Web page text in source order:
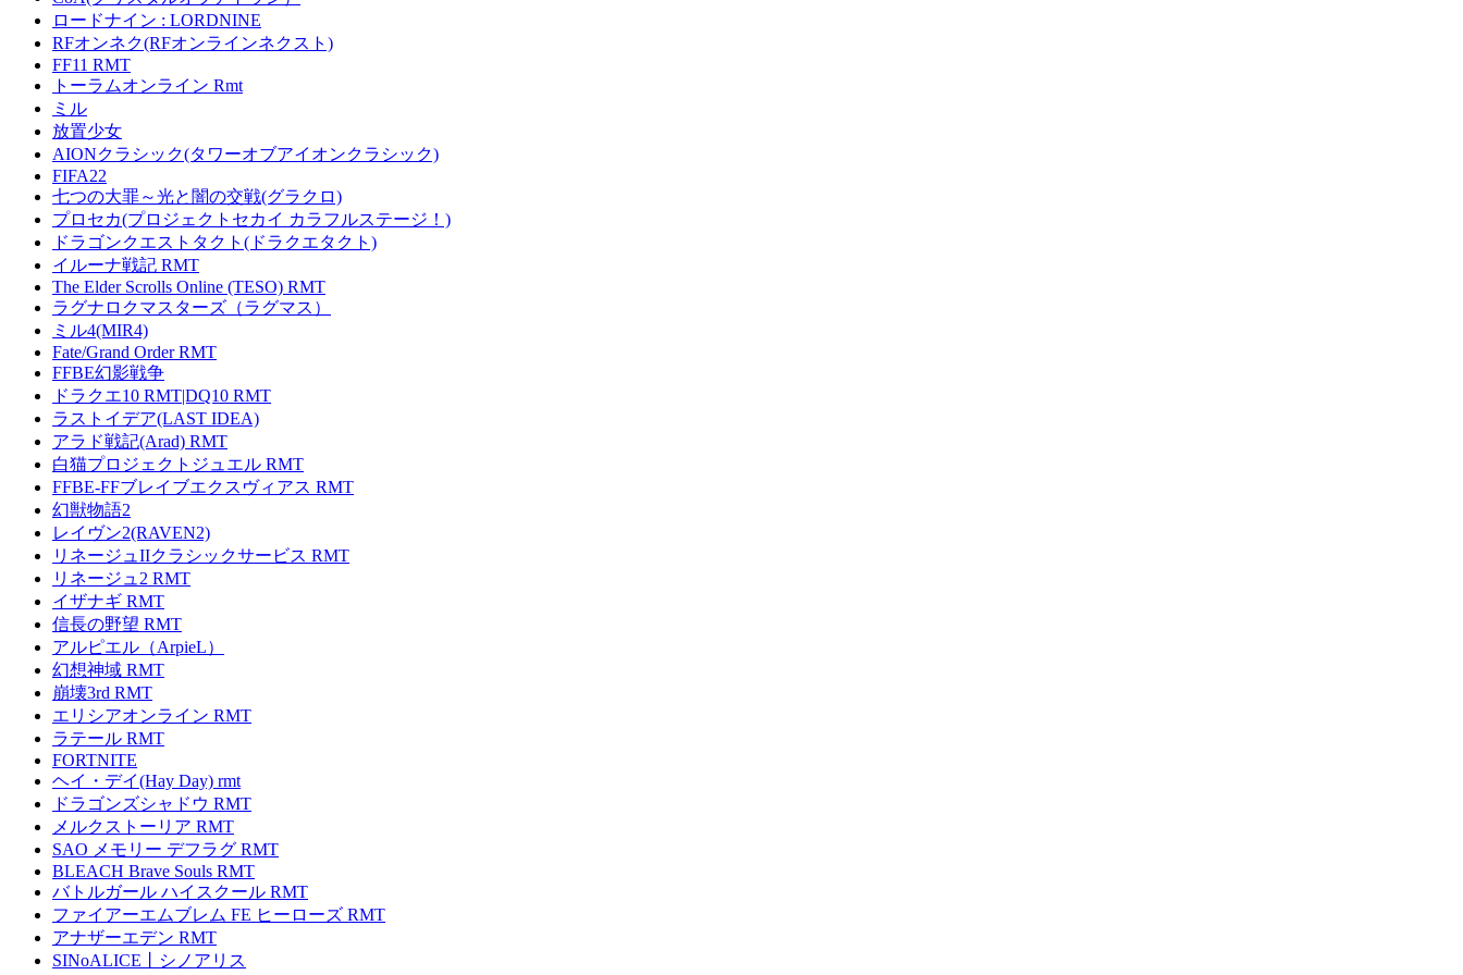
ロードナイン : LORDNINE
RFオンネク(RFオンラインネクスト)
FF11 RMT
トーラムオンライン Rmt
ミル
放置少女
AIONクラシック(タワーオブアイオンクラシック)
FIFA22
七つの大罪～光と闇の交戦(グラクロ)
プロセカ(プロジェクトセカイ カラフルステージ！)
ドラゴンクエストタクト(ドラクエタクト)
イルーナ戦記 RMT
The Elder Scrolls Online (TESO) RMT
ラグナロクマスターズ（ラグマス）
ミル4(MIR4)
Fate/Grand Order RMT
FFBE幻影戦争
ドラクエ10 RMT|DQ10 RMT
ラストイデア(LAST IDEA)
アラド戦記(Arad) RMT
白猫プロジェクトジュエル RMT
FFBE-FFブレイブエクスヴィアス RMT
幻獣物語2
レイヴン2(RAVEN2)
リネージュIIクラシックサービス RMT
リネージュ2 RMT
イザナギ RMT
信長の野望 RMT
アルピエル（ArpieL）
幻想神域 RMT
崩壊3rd RMT
エリシアオンライン RMT
ラテール RMT
FORTNITE
ヘイ・デイ(Hay Day) rmt
ドラゴンズシャドウ RMT
メルクストーリア RMT
SAO メモリー デフラグ RMT
BLEACH Brave Souls RMT
バトルガール ハイスクール RMT
ファイアーエムブレム FE ヒーローズ RMT
アナザーエデン RMT
SINoALICE丨シノアリス